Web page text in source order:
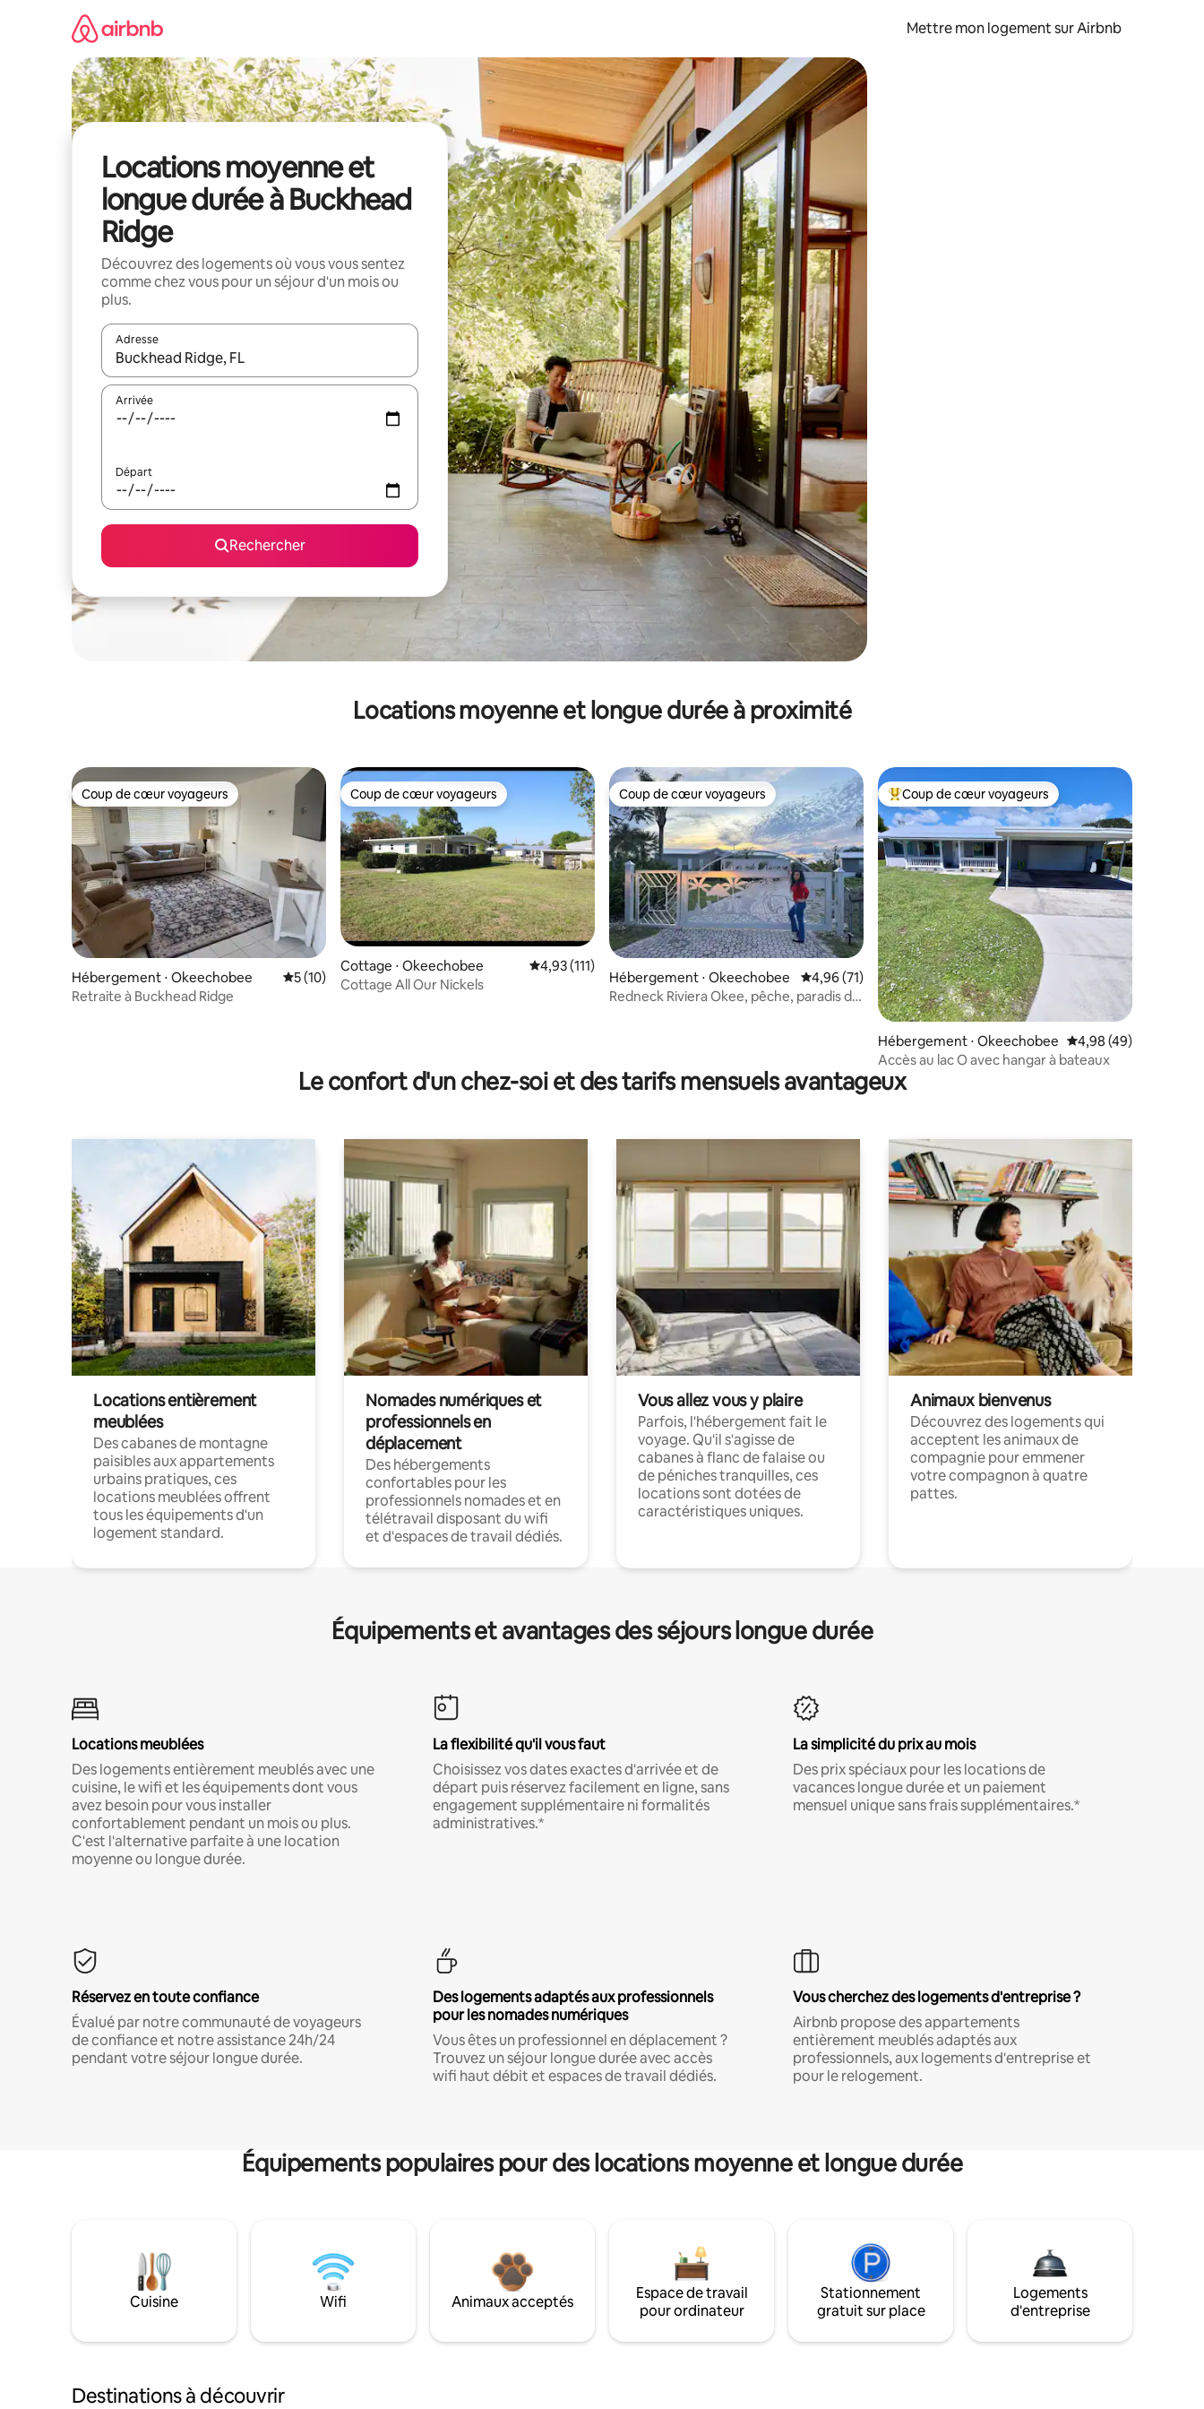
Mettre mon logement sur Airbnb
Locations moyenne et
longue durée à Buckhead
Ridge
Découvrez des logements où vous vous sentez
comme chez vous pour un séjour d'un mois ou
plus.
Adresse
Lorsque les résultats s'affichent, utilisez les flèches vers le haut et vers le bas pour les parcourir ou en appuyant et en faisant glisser.
Arrivée
Départ
Rechercher
Locations moyenne et longue durée à proximité
Coup de cœur voyageurs
Coup de cœur voyageurs
Hébergement ⋅ Okeechobee Évaluation moyenne sur la base de 10 commentaires : 5 sur 5
5 (10)
Retraite à Buckhead Ridge
Coup de cœur voyageurs
Coup de cœur voyageurs
Cottage ⋅ Okeechobee Évaluation moyenne sur la base de 111 commentaires : 4,93 sur 5
4,93 (111)
Cottage All Our Nickels
Coup de cœur voyageurs
Coup de cœur voyageurs
Hébergement ⋅ Okeechobee Évaluation moyenne sur la base de 71 commentaires : 4,96 sur 5
4,96 (71)
Redneck Riviera Okee, pêche, paradis de
Coups de cœur voyageurs les plus appréciés
Coup de cœur voyageurs
Hébergement ⋅ Okeechobee Évaluation moyenne
4,98 (49)
Accès au lac O avec hangar à bateaux
Le confort d'un chez-soi et des tarifs mensuels avantageux
Locations entièrement
meublées
Des cabanes de montagne
paisibles aux appartements
urbains pratiques, ces
locations meublées offrent
tous les équipements d'un
logement standard.
Nomades numériques et
professionnels en
déplacement
Des hébergements
confortables pour les
professionnels nomades et en
télétravail disposant du wifi
et d'espaces de travail dédiés.
Vous allez vous y plaire
Parfois, l'hébergement fait le
voyage. Qu'il s'agisse de
cabanes à flanc de falaise ou
de péniches tranquilles, ces
locations sont dotées de
caractéristiques uniques.
Animaux bienvenus
Découvrez des logements qui
acceptent les animaux de
compagnie pour emmener
votre compagnon à quatre
pattes.
Équipements et avantages des séjours longue durée
Locations meublées
Des logements entièrement meublés avec une
cuisine, le wifi et les équipements dont vous
avez besoin pour vous installer
confortablement pendant un mois ou plus.
C'est l'alternative parfaite à une location
moyenne ou longue durée.
La flexibilité qu'il vous faut
Choisissez vos dates exactes d'arrivée et de
départ puis réservez facilement en ligne, sans
engagement supplémentaire ni formalités
administratives.*
La simplicité du prix au mois
Des prix spéciaux pour les locations de
vacances longue durée et un paiement
mensuel unique sans frais supplémentaires.*
Réservez en toute confiance
Évalué par notre communauté de voyageurs
de confiance et notre assistance 24h/24
pendant votre séjour longue durée.
Des logements adaptés aux professionnels
pour les nomades numériques
Vous êtes un professionnel en déplacement ?
Trouvez un séjour longue durée avec accès
wifi haut débit et espaces de travail dédiés.
Vous cherchez des logements d'entreprise ?
Airbnb propose des appartements
entièrement meublés adaptés aux
professionnels, aux logements d'entreprise et
pour le relogement.
Équipements populaires pour des locations moyenne et longue durée
Cuisine Wifi Animaux acceptés
Espace de travail
pour ordinateur
Stationnement
gratuit sur place
Logements
d'entreprise
Destinations à découvrir